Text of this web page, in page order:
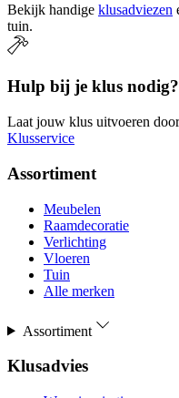
Bekijk handige klusadviezen
tuin.
Hulp bij je klus nodig?
Laat jouw klus uitvoeren
Klusservice
Assortiment
Meubelen
Raamdecoratie
Verlichting
Vloeren
Tuin
Alle merken
Assortiment
Klusadvies